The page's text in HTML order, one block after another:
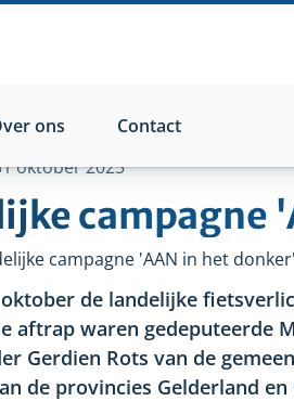
ons Contact
campagne
oktober 2025
campagne 'AAN in het donker'
de landelijke
aftrap waren gedeputeerde
Gerdien Rots van de
de provincies Gelderland